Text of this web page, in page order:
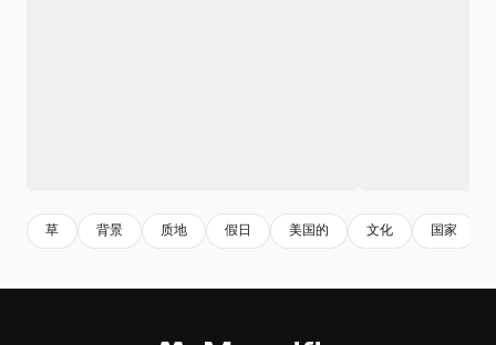
草 背景 质地 假日 美国的 文化 国家